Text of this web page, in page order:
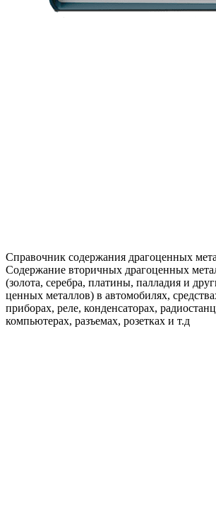
Справочник содержания драгоценных
Содержание вторичных драгоценных
(золота, серебра, платины, палладия и
ценных металлов) в автомобилях,
приборах, реле, конденсаторах,
компьютерах, разъемах, розетках и т.д